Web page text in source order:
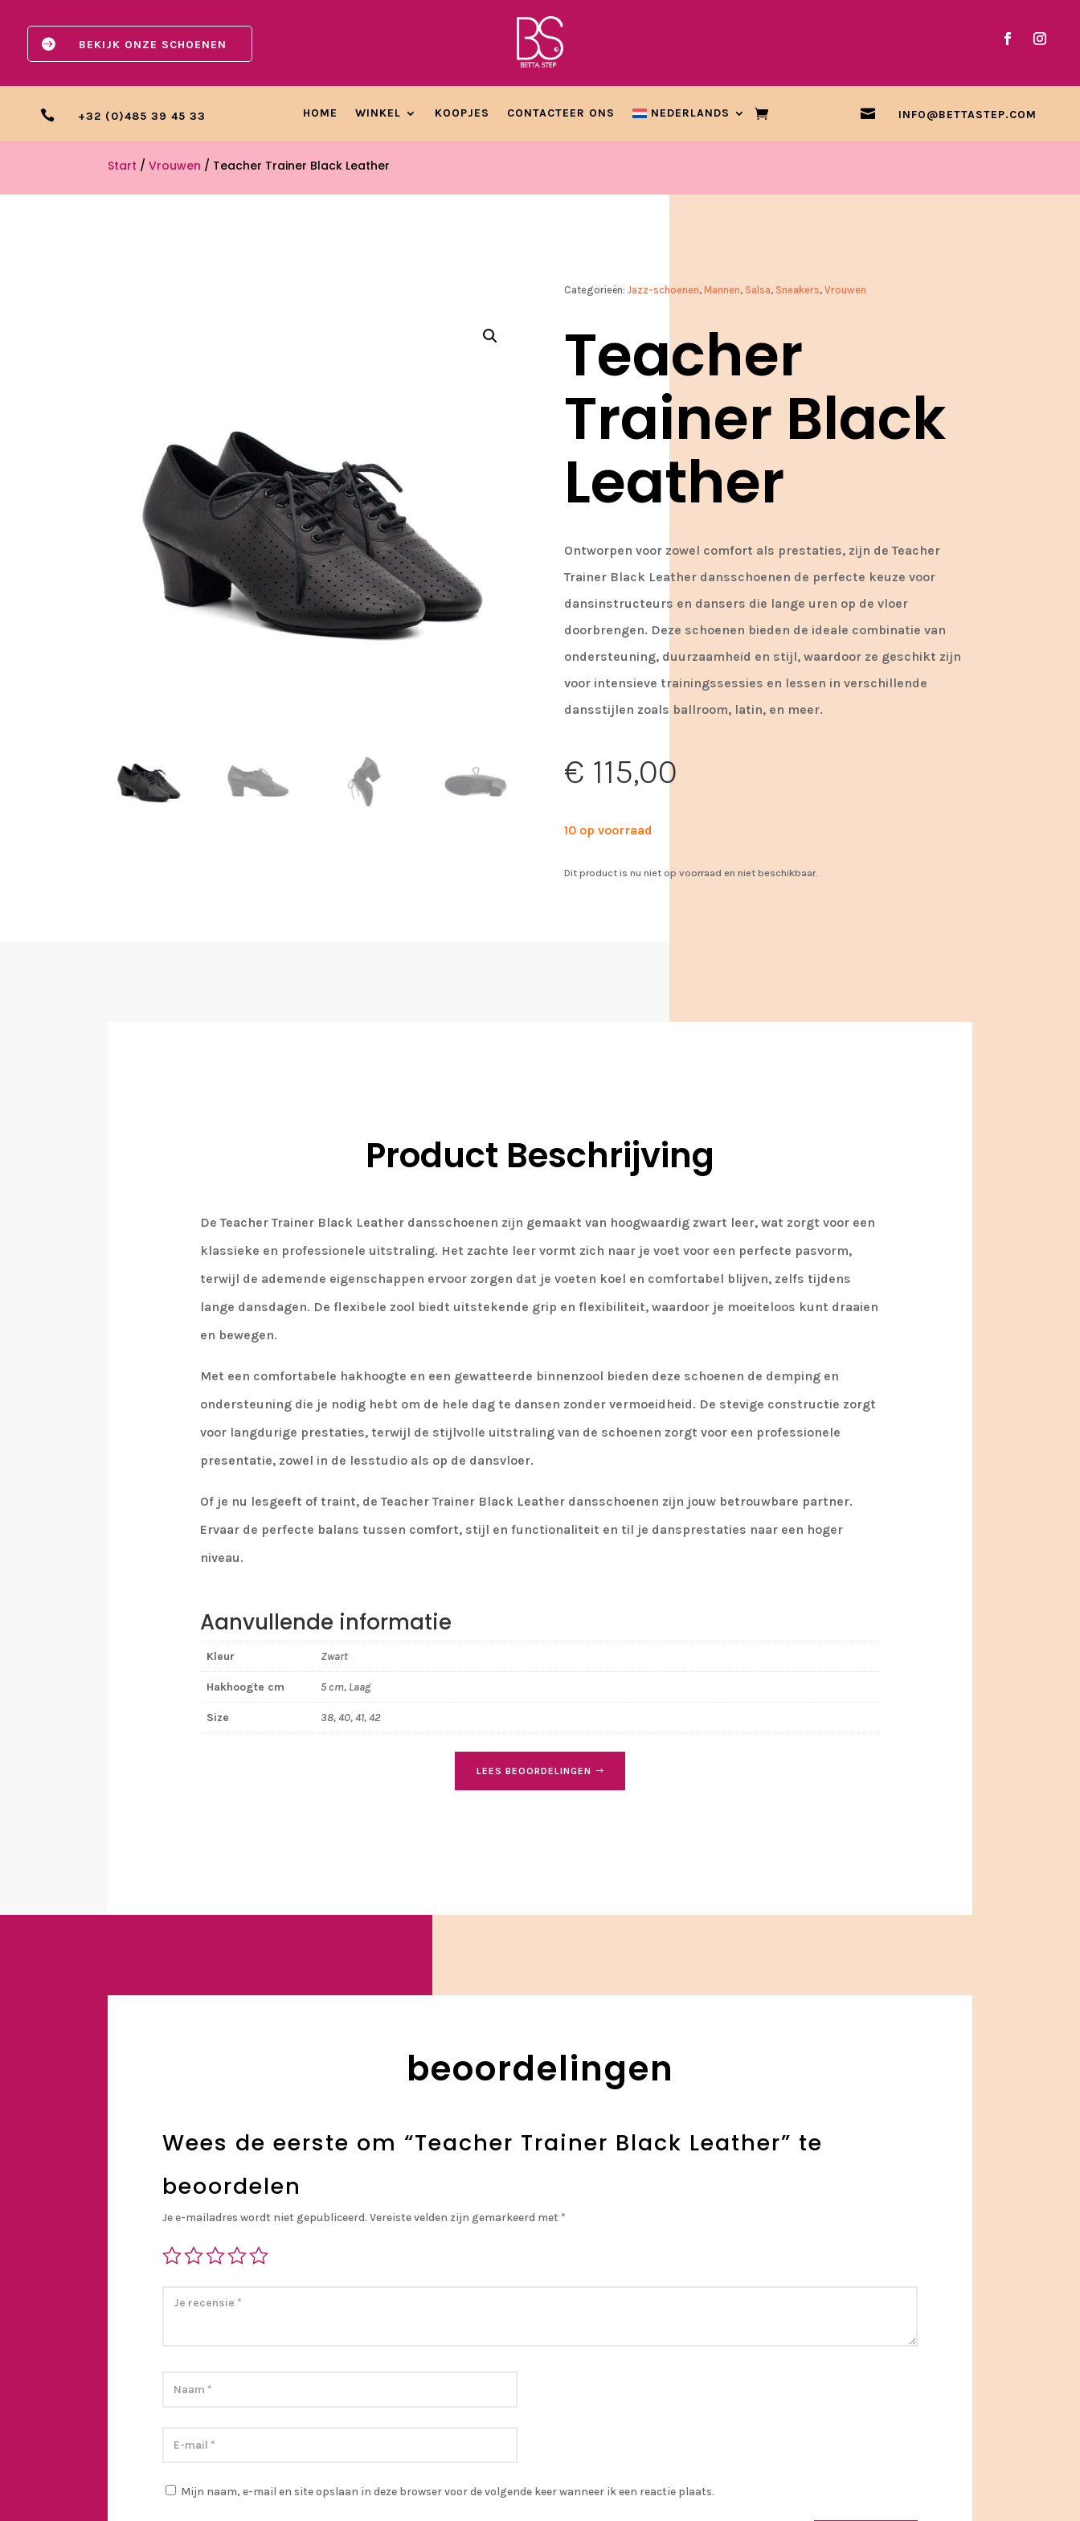
 BEKIJK ONZE SCHOENEN
 +32 (0)485 39 45 33 HOME WINKEL KOOPJES CONTACTEER ONS NEDERLANDS  INFO@BETTASTEP.COM
Start /Vrouwen / Teacher Trainer Black Leather
Categorieën:Jazz-schoenen, Mannen, Salsa, Sneakers, Vrouwen
Teacher
Trainer Black
Leather
Ontworpen voor zowel comfort als prestaties, zijn de Teacher
Trainer Black Leather dansschoenen de perfecte keuze voor
dansinstructeurs en dansers die lange uren op de vloer
doorbrengen. Deze schoenen bieden de ideale combinatie van
ondersteuning, duurzaamheid en stijl, waardoor ze geschikt zijn
voor intensieve trainingssessies en lessen in verschillende
dansstijlen zoals ballroom, latin, en meer.
€ 115,00
10 op voorraad
Dit product is nu niet op voorraad en niet beschikbaar.
Product Beschrijving
De Teacher Trainer Black Leather dansschoenen zijn gemaakt van hoogwaardig zwart leer, wat zorgt voor een
klassieke en professionele uitstraling. Het zachte leer vormt zich naar je voet voor een perfecte pasvorm,
terwijl de ademende eigenschappen ervoor zorgen dat je voeten koel en comfortabel blijven, zelfs tijdens
lange dansdagen. De flexibele zool biedt uitstekende grip en flexibiliteit, waardoor je moeiteloos kunt draaien
en bewegen.
Met een comfortabele hakhoogte en een gewatteerde binnenzool bieden deze schoenen de demping en
ondersteuning die je nodig hebt om de hele dag te dansen zonder vermoeidheid. De stevige constructie zorgt
voor langdurige prestaties, terwijl de stijlvolle uitstraling van de schoenen zorgt voor een professionele
presentatie, zowel in de lesstudio als op de dansvloer.
Of je nu lesgeeft of traint, de Teacher Trainer Black Leather dansschoenen zijn jouw betrouwbare partner.
Ervaar de perfecte balans tussen comfort, stijl en functionaliteit en til je dansprestaties naar een hoger
niveau.
Aanvullende informatie
Kleur Zwart
Hakhoogte cm 5 cm, Laag
Size 38, 40, 41, 42
LEES BEOORDELINGEN
beoordelingen
Wees de eerste om “Teacher Trainer Black Leather” te
beoordelen
Je e-mailadres wordt niet gepubliceerd. Vereiste velden zijn gemarkeerd met *
Mijn naam, e-mail en site opslaan in deze browser voor de volgende keer wanneer ik een reactie plaats.